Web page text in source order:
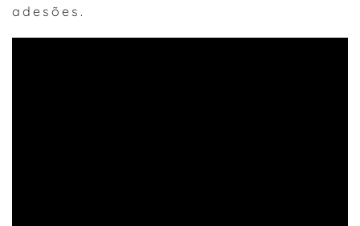
adesões.